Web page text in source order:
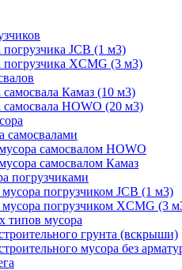
погрузчика JCB (1 м3)
погрузчика XCMG (3 м3)
Камаз (10 м3)
самосвала HOWO (20 м3)
самосвалами
самосвалом HOWO
самосвалом Камаз
погрузчиками
погрузчиком JCB (1 м3)
погрузчиком XCMG (3
типов мусора
грунта (вскрыши)
мусора без